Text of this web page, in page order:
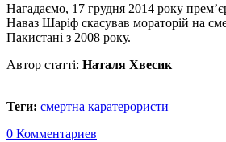
Нагадаємо, 17 грудня 2014 року
Наваз Шаріф скасував мораторій на
Пакистані з 2008 року.
Автор статті: Наталя Хвесик
Теги: смертна каратерористи
0 Комментариев